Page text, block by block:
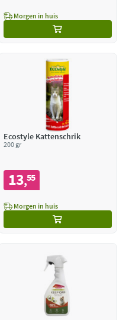
Morgen in huis
Ecostyle Kattenschrik
200 gr
13,55
Morgen in huis